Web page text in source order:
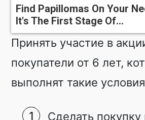
Find Papillomas On Your
It's The First Stage Of...
Принять участие в
покупатели от 6 лет,
выполнят такие
Сделать